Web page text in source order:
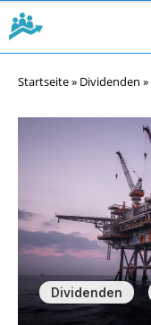
Startseite» Dividenden »
Dividenden ,